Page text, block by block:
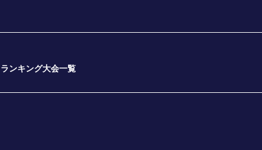
ランキング大会一覧